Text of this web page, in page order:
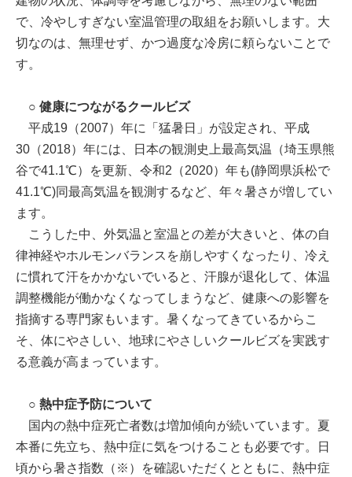
で、冷やしすぎない室温管理の取組をお願いします。大
切なのは、無理せず、かつ過度な冷房に頼らないことで
す。
○ 健康につながるクールビズ
平成19（2007）年に「猛暑日」が設定され、平成
30（2018）年には、日本の観測史上最高気温（埼玉県熊
谷で41.1℃）を更新、令和2（2020）年も(静岡県浜松で
41.1℃)同最高気温を観測するなど、年々暑さが増してい
ます。
こうした中、外気温と室温との差が大きいと、体の自
律神経やホルモンバランスを崩しやすくなったり、冷え
に慣れて汗をかかないでいると、汗腺が退化して、体温
調整機能が働かなくなってしまうなど、健康への影響を
指摘する専門家もいます。暑くなってきているからこ
そ、体にやさしい、地球にやさしいクールビズを実践す
る意義が高まっています。
○ 熱中症予防について
国内の熱中症死亡者数は増加傾向が続いています。夏
本番に先立ち、熱中症に気をつけることも必要です。日
頃から暑さ指数（※）を確認いただくとともに、熱中症